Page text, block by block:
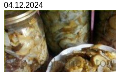
04.12.2024